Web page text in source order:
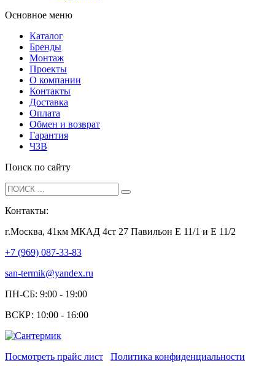
Основное меню
Каталог
Бренды
Монтаж
Проекты
О компании
Контакты
Доставка
Оплата
Обмен и возврат
Гарантия
ЧЗВ
Поиск по сайту
Контакты:
г.Москва, 41км МКАД 4ст 27 Павильон Е 11/1 и Е 11/2
+7 (969) 087-33-83
san-termik@yandex.ru
ПН-СБ: 9:00 - 19:00
ВСКР: 10:00 - 16:00
Посмотреть прайс лист Политика конфиденциальности